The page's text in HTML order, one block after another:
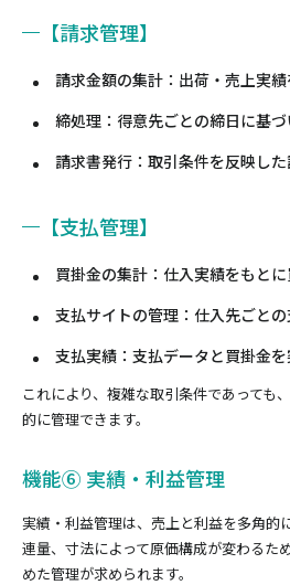
【請求管理】
請求金額の集計：出荷・売上実
締処理：得意先ごとの締日に基
請求書発行：取引条件を反映し
【支払管理】
買掛金の集計：仕入実績をもと
支払サイトの管理：仕入先ごと
支払実績：支払データと買掛金
これにより、複雑な取引条件であっても
的に管理できます。
機能⑥ 実績・利益管理
実績・利益管理は、売上と利益を多角的
連量、寸法によって原価構成が変わるた
めた管理が求められます。